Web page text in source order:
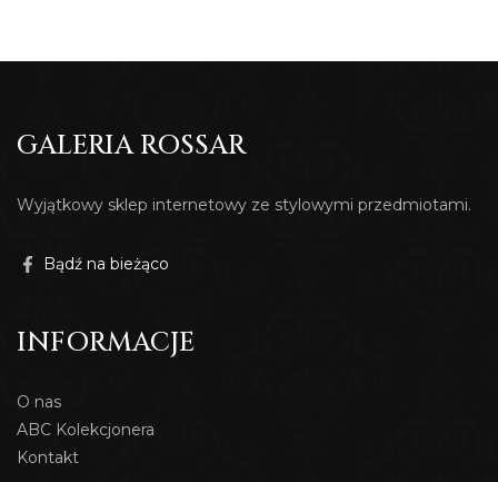
GALERIA ROSSAR
Wyjątkowy sklep internetowy ze stylowymi przedmiotami.
Bądź na bieżąco
INFORMACJE
O nas
ABC Kolekcjonera
Kontakt